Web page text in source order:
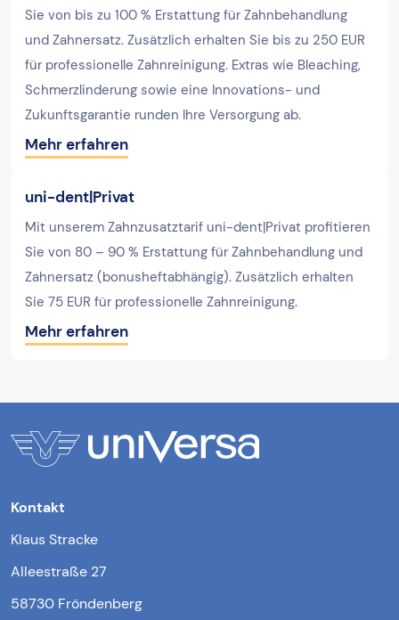
Sie von bis zu 100 % Erstattung für Zahnbehandlung
und Zahnersatz. Zusätzlich erhalten Sie bis zu 250 EUR
für professionelle Zahnreinigung. Extras wie Bleaching,
Schmerzlinderung sowie eine Innovations- und
Zukunftsgarantie runden Ihre Versorgung ab.
Mehr erfahren
uni-dent|Privat
Mit unserem Zahnzusatztarif uni-dent|Privat profitieren
Sie von 80 – 90 % Erstattung für Zahnbehandlung und
Zahnersatz (bonusheftabhängig). Zusätzlich erhalten
Sie 75 EUR für professionelle Zahnreinigung.
Mehr erfahren
Kontakt
Klaus Stracke
Alleestraße 27
58730 Fröndenberg